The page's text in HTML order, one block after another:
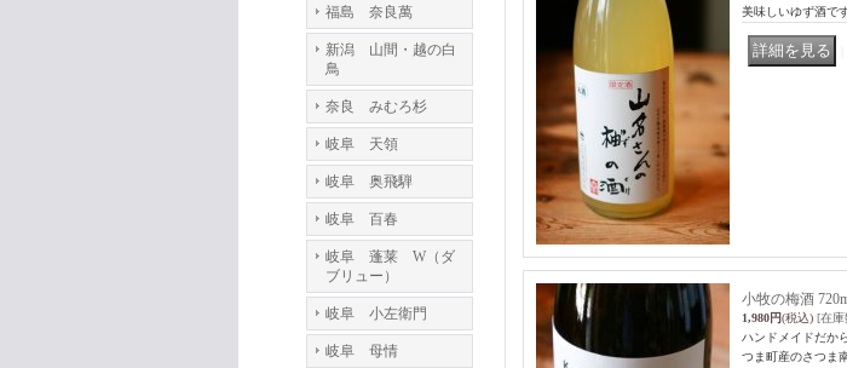
福島 奈良萬
新潟 山間・越の白
鳥
奈良 みむろ杉
岐阜 天領
岐阜 奥飛騨
岐阜 百春
岐阜 蓬莱 W（ダ
ブリュー）
岐阜 小左衛門
岐阜 母情
美味しいゆず酒で
小牧の梅酒
1,980円(税込) [在庫
ハンドメイドだか
つま町産のさつま